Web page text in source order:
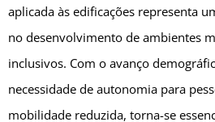
aplicada às edificações representa
no desenvolvimento de ambientes
inclusivos. Com o avanço
necessidade de autonomia para
mobilidade reduzida, torna-se